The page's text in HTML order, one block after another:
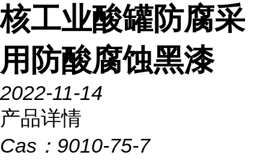
核工业酸罐防腐采
用防酸腐蚀黑漆
2022-11-14
产品详情
Cas： 9010-75-7